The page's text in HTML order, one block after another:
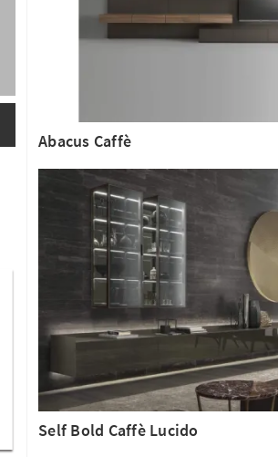
Abacus Caffè
Self Bold Caffè Lucido